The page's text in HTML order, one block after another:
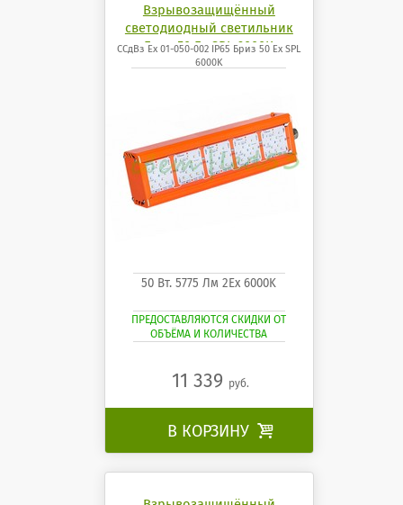
Взрывозащищённый
светодиодный светильник
Бриз 50 Ех SPL 6000K
ССдВз Ех 01-050-002 IP65 Бриз 50 Ех SPL
6000K
50 Вт. 5775 Лм 2Ех 6000K
ПРЕДОСТАВЛЯЮТСЯ СКИДКИ ОТ
ОБЪЁМА И КОЛИЧЕСТВА
11 339 руб.
В КОРЗИНУ 